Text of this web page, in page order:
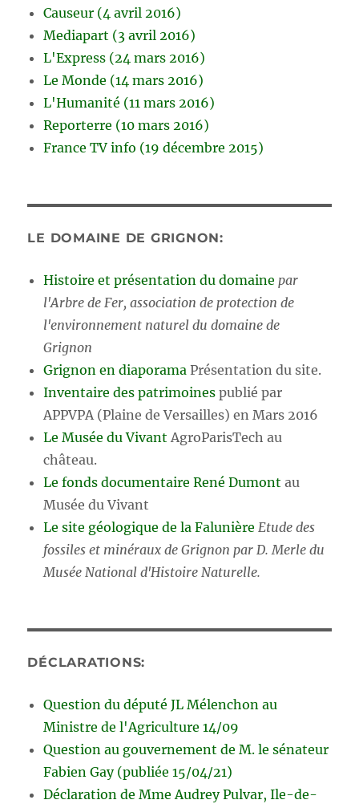
Causeur (4 avril 2016)
Mediapart (3 avril 2016)
L'Express (24 mars 2016)
Le Monde (14 mars 2016)
L'Humanité (11 mars 2016)
Reporterre (10 mars 2016)
France TV info (19 décembre 2015)
LE DOMAINE DE GRIGNON:
Histoire et présentation du domaine par
l'Arbre de Fer, association de protection de
l'environnement naturel du domaine de
Grignon
Grignon en diaporama Présentation du site.
Inventaire des patrimoines publié par
APPVPA (Plaine de Versailles) en Mars 2016
Le Musée du Vivant AgroParisTech au
château.
Le fonds documentaire René Dumont au
Musée du Vivant
Le site géologique de la Falunière Etude des
fossiles et minéraux de Grignon par D. Merle du
Musée National d'Histoire Naturelle.
DÉCLARATIONS:
Question du député JL Mélenchon au
Ministre de l'Agriculture 14/09
Question au gouvernement de M. le sénateur
Fabien Gay (publiée 15/04/21)
Déclaration de Mme Audrey Pulvar, Ile-de-